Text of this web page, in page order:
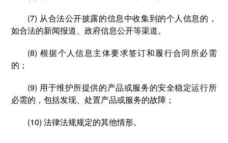
(7) 从合法公开披露的信息中收集到的个人信息的，
如合法的新闻报道、政府信息公开等渠道。
(8) 根据个人信息主体要求签订和履行合同所必需
的；
(9) 用于维护所提供的产品或服务的安全稳定运行所
必需的，包括发现、处置产品或服务的故障；
(10) 法律法规规定的其他情形。